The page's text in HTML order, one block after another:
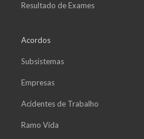
Resultado de Exames
Acordos
Subsistemas
Empresas
Acidentes de Trabalho
Ramo Vida